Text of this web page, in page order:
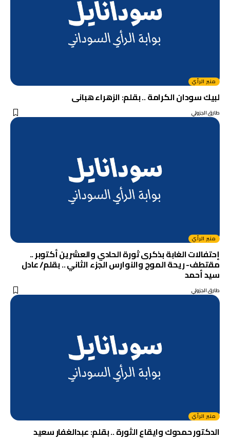
منبر الرأي
لبيك سودان الكرامة .. بقلم: الزهراء هبانى
طارق الجزولي
منبر الرأي
إحتفالات الغابة بذكرى ثورة الحادي والعشرين أكتوبر ..
مقتطف- ريحة الموج والنوارس الجزء الثاني .. بقلم/ عادل
سيد أحمد
طارق الجزولي
منبر الرأي
الدكتور حمدوك وايقاع الثورة .. بقلم: عبدالغفار سعيد